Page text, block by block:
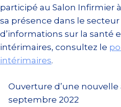
participé au Salon Infirmier
sa présence dans le
d’informations sur la santé
intérimaires, consultez le
intérimaires.
Ouverture d’une
septembre 2022